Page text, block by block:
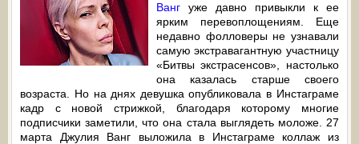
Ванг уже давно привыкли к ее
ярким перевоплощениям. Еще
недавно фолловеры не узнавали
самую экстравагантную участницу
«Битвы экстрасенсов», настолько
она казалась старше своего
возраста. Но на днях девушка опубликовала в Инстаграме
кадр с новой стрижкой, благодаря которому многие
подписчики заметили, что она стала выглядеть моложе. 27
марта Джулия Ванг выложила в Инстаграме коллаж из